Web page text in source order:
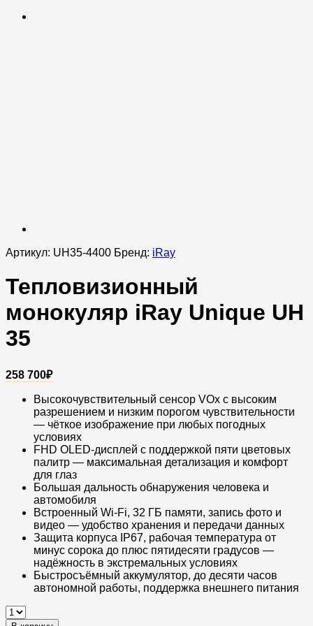
Артикул: UH35-4400 Бренд: iRay
Тепловизионный
монокуляр iRay Unique UH
35
258 700₽
Высокочувствительный сенсор VOx с высоким
разрешением и низким порогом чувствительности
— чёткое изображение при любых погодных
условиях
FHD OLED-дисплей с поддержкой пяти цветовых
палитр — максимальная детализация и комфорт
для глаз
Большая дальность обнаружения человека и
автомобиля
Встроенный Wi-Fi, 32 ГБ памяти, запись фото и
видео — удобство хранения и передачи данных
Защита корпуса IP67, рабочая температура от
минус сорока до плюс пятидесяти градусов —
надёжность в экстремальных условиях
Быстросъёмный аккумулятор, до десяти часов
автономной работы, поддержка внешнего питания
Тепловизионный
монокуляр